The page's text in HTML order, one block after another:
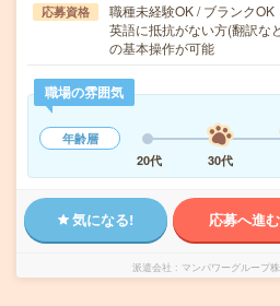
応募資格
職種未経験OK / ブランクOK
英語に抵抗がない方(翻訳な
の基本操作が可能
職場の雰囲気
年齢層
20代
30代
気になる! 応募へ進む
派遣会社 マンパワーグループ